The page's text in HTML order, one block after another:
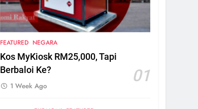
FEATURED NEGARA
Kos MyKiosk RM25,000, Tapi
Berbaloi Ke?
01
1 Week Ago